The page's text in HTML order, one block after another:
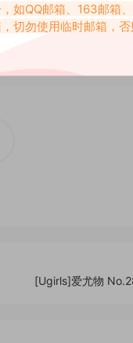
号权限！
[Ugirls]爱尤物
如QQ邮箱、163邮箱
切勿使用临时邮箱，